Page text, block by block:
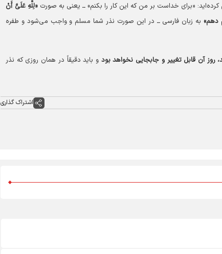
«برای خداست بر من که این کار را بکنم» ــ یعنی به صورت «لِلَّهِ عَلَیَّ أَنْ
دهم» به زبان فارسی ــ در این صورت نذر شما مسلم و واجب می‌شود و طفره
آن قابل تغییر و جابجایی نخواهد بود و باید دقیقاً در همان روزی که نذر
اشتراک گذاری